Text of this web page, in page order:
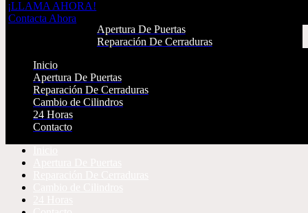
Apertura De Puertas
Reparación De Cerraduras
Contacto
¡LLAMA AHORA!
Contacta Ahora
¡LLAMA AHORA!
Contacta Ahora
Inicio
Apertura De Puertas
Reparación De Cerraduras
Cambio de Cilindros
24 Horas
Contacto